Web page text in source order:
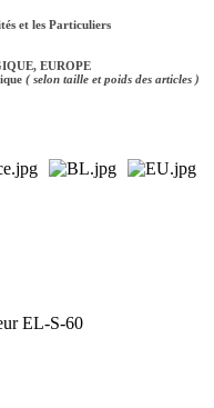
et les Particuliers
EUROPE
( selon taille et poids des articles )
EL-S-60